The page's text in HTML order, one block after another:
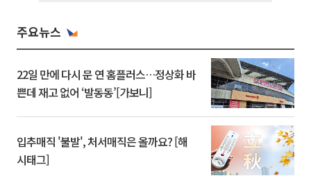
주요뉴스
22일 만에 다시 문 연 홈플러스…정상화 바
쁜데 재고 없어 ‘발동동’[가보니]
입추매직 '불발', 처서매직은 올까요? [해
시태그]